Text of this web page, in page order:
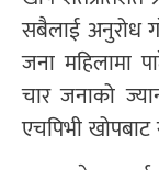
सबैलाई अनुरोध
जना महिलामा
चार जनाको
एचपिभी